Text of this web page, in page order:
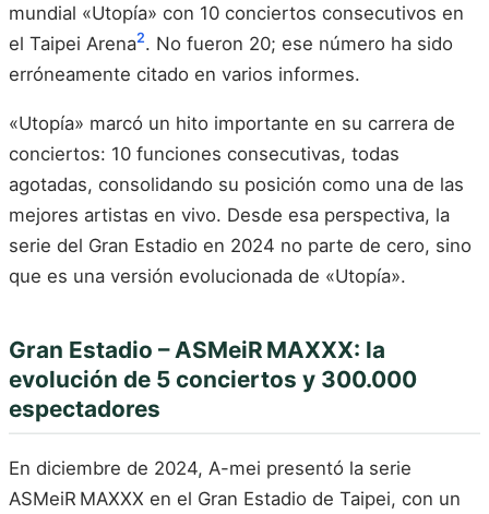
mundial «Utopía» con 10 conciertos consecutivos en
el Taipei Arena2. No fueron 20; ese número ha sido
erróneamente citado en varios informes.
«Utopía» marcó un hito importante en su carrera de
conciertos: 10 funciones consecutivas, todas
agotadas, consolidando su posición como una de las
mejores artistas en vivo. Desde esa perspectiva, la
serie del Gran Estadio en 2024 no parte de cero, sino
que es una versión evolucionada de «Utopía».
Gran Estadio – ASMeiR MAXXX: la
evolución de 5 conciertos y 300.000
espectadores
En diciembre de 2024, A-mei presentó la serie
ASMeiR MAXXX en el Gran Estadio de Taipei, con un